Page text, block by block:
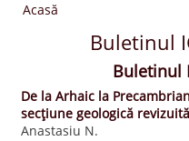
Acasă
Buletinul
Buletinul
De la Arhaic la
secțiune geologică revizuită
Anastasiu N.